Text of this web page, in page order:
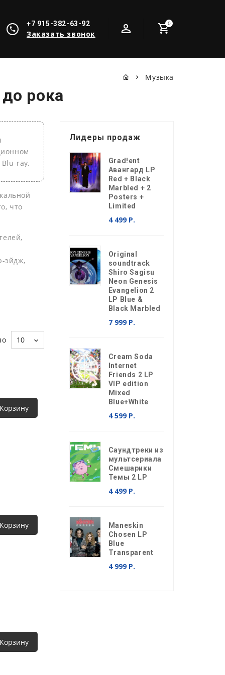
0
+7 915-382-63-92
Заказать звонок
Музыка
рока
ray.
что
эйдж,
10
Лидеры продаж
Grad!ent
Авангард LP
Red + Black
Marbled + 2
Posters +
Limited
4 499 Р.
Original
soundtrack
Shiro Sagisu
Neon Genesis
Evangelion 2
LP Blue &
Black Marbled
7 999 Р.
Cream Soda
Internet
Friends 2 LP
VIP edition
Mixed
Blue+White
4 599 Р.
Саундтреки из
мультсериала
Смешарики
Темы 2 LP
4 499 Р.
Maneskin
Chosen LP
Blue
Transparent
4 999 Р.